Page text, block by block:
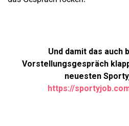
Und damit das auch
Vorstellungsgespräch
neuesten
https://